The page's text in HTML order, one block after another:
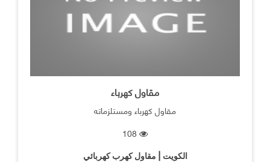
مقاول كهرباء
مقاول كهرباء ومستلزماته
الكويت | مقاول كهرب كهربائي